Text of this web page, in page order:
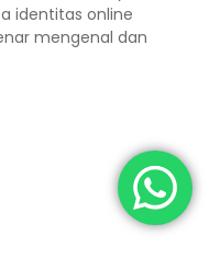
identitas online
mengenal dan